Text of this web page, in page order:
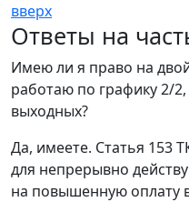
вверх
Ответы на
Имею ли я право на
работаю по графику 2/
выходных?
Да, имеете. Статья 153
для непрерывно
на повышенную оплату